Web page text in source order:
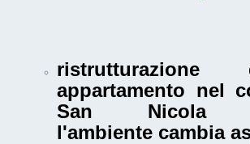
appartamento nel
San Nicola
l'ambiente cambia